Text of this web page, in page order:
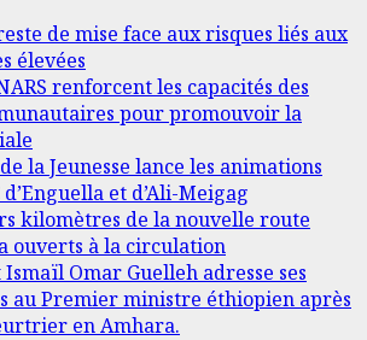
de mise face aux risques liés aux
élevées
renforcent les capacités des
pour promouvoir la
la Jeunesse lance les animations
d’Enguella et d’Ali-Meigag
kilomètres de la nouvelle route
ouverts à la circulation
Omar Guelleh adresse ses
au Premier ministre éthiopien après
en Amhara.